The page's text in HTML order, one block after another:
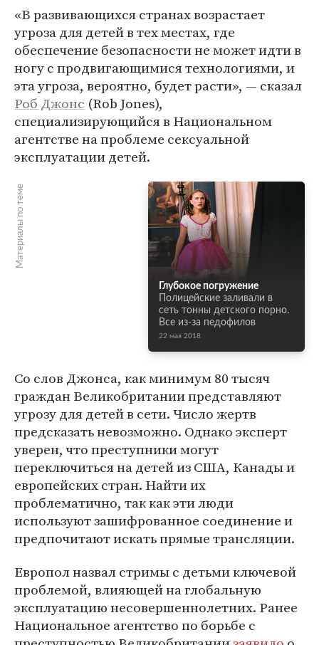
«В развивающихся странах возрастает
угроза для детей в тех местах, где
обеспечение безопасности не может идти в
ногу с продвигающимися технологиями, и
эта угроза, вероятно, будет расти», — сказал
Роб Джонс (Rob Jones),
специализирующийся в Национальном
агентстве на проблеме сексуальной
эксплуатации детей.
Материалы по теме
Глубокое погружение
Полицейские заливали в
сеть тонны детского порно.
Все из-за педофилов
22 мая 2018
Со слов Джонса, как минимум 80 тысяч
граждан Великобритании представляют
угрозу для детей в сети. Число жертв
предсказать невозможно. Однако эксперт
уверен, что преступники могут
переключиться на детей из США, Канады и
европейских стран. Найти их
проблематично, так как эти люди
используют зашифрованное соединение и
предпочитают искать прямые трансляции.
Европол назвал стримы с детьми ключевой
проблемой, влияющей на глобальную
эксплуатацию несовершеннолетних. Ранее
Национальное агентство по борьбе с